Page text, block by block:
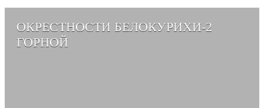
СМОТРЕТЬ АЛЬБОМ →
ОКРЕСТНОСТИ БЕЛОКУРИХИ-2
ГОРНОЙ